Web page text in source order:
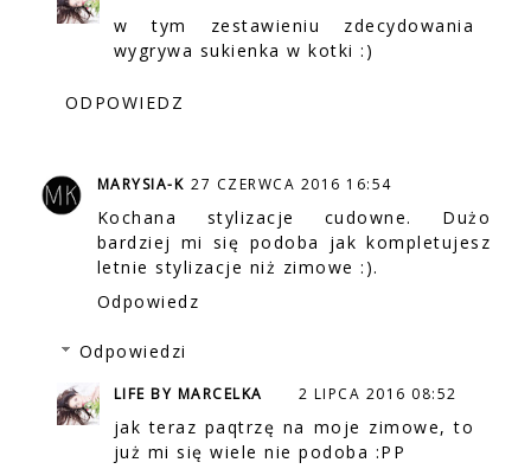
w tym zestawieniu zdecydowania
wygrywa sukienka w kotki :)
ODPOWIEDZ
MARYSIA-K 27 CZERWCA 2016 16:54
Kochana stylizacje cudowne. Dużo
bardziej mi się podoba jak kompletujesz
letnie stylizacje niż zimowe :).
Odpowiedz
Odpowiedzi
LIFE BY MARCELKA 2 LIPCA 2016 08:52
jak teraz paqtrzę na moje zimowe, to
już mi się wiele nie podoba :PP